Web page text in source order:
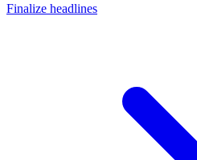
Finalize headlines